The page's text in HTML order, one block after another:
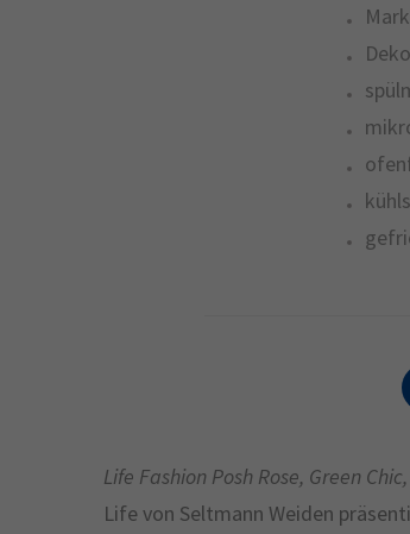
Life Fashion Posh Rose, Green
Life von Seltmann Weiden